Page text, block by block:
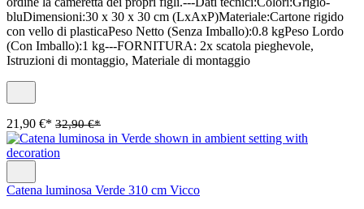
bluDimensioni:30 x 30 x 30 cm (LxAxP)Materiale:Cartone rigido
con vello di plasticaPeso Netto (Senza Imballo):0.8 kgPeso Lordo
(Con Imballo):1 kg---FORNITURA: 2x scatola pieghevole,
Istruzioni di montaggio, Materiale di montaggio
21,90 €* 32,90 €*
Catena luminosa Verde 310 cm Vicco